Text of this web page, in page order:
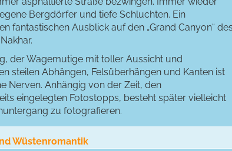
Bergdörfer und tiefe Schluchten. Ein
fantastischen Ausblick auf den „Grand Canyon“ des
der Wagemutige mit toller Aussicht und
steilen Abhängen, Felsüberhängen und Kanten ist
Nerven. Anhängig von der Zeit, den
eingelegten Fotostopps, besteht später vielleicht
zu fotografieren.
Wüstenromantik